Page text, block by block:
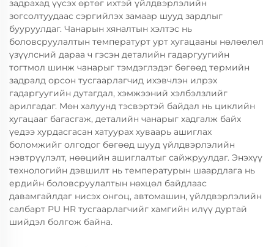
задрахад үүсэх өртөг ихтэй үйлдвэрлэлийн
зогсолтуудаас сэргийлэх замаар шууд зардлыг
бууруулдаг. Чанарын хяналтын хэлтэс нь
боловсруулалтын температурт урт хугацааны нөлөөлөл
үзүүлсний дараа ч гэсэн деталийн гадаргуугийн
тогтмол шинж чанарыг тэмдэглэдэг бөгөөд термийн
задралд орсон тусгаарлагчид ихэвчлэн илрэх
гадаргуугийн дутагдал, хэмжээний хэлбэлзлийг
арилгадаг. Мөн халуунд тэсвэртэй байдал нь циклийн
хугацааг багасгаж, деталийн чанарыг хадгалж байх
үедээ хурдасгасан хатуурах хуваарь ашиглах
боломжийг олгодог бөгөөд шууд үйлдвэрлэлийн
нэвтрүүлэлт, нөөцийн ашиглалтыг сайжруулдаг. Энэхүү
технологийн дэвшилт нь температурын шаардлага нь
ердийн боловсруулалтын нөхцөл байдлаас
давамгайлдаг нисэх онгоц, автомашин, үйлдвэрлэлийн
салбарт PU HR тусгаарлагчийг хамгийн илүү дуртай
шийдэл болгож байна.